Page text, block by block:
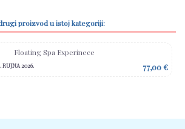
proizvod u istoj kategoriji:
2026. 77,00 €